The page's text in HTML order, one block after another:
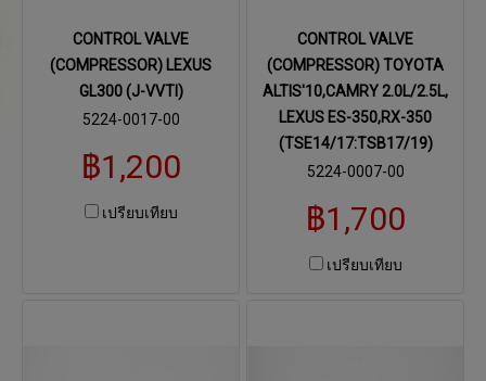
CONTROL VALVE
(COMPRESSOR) LEXUS
GL300 (J-VVTI)
5224-0017-00
฿1,200
เปรียบเทียบ
CONTROL VALVE
(COMPRESSOR) TOYOTA
ALTIS'10,CAMRY 2.0L/2.5L,
LEXUS ES-350,RX-350
(TSE14/17:TSB17/19)
5224-0007-00
฿1,700
เปรียบเทียบ